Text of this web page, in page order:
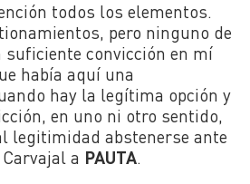
todos los elementos.
pero ninguno de
suficiente convicción en mí
había aquí una
hay la legítima opción y
en uno ni otro sentido,
legitimidad abstenerse ante
a PAUTA.